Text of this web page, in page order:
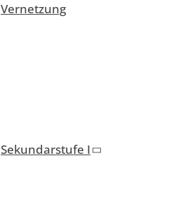
Vernetzung
Sekundarstufe I